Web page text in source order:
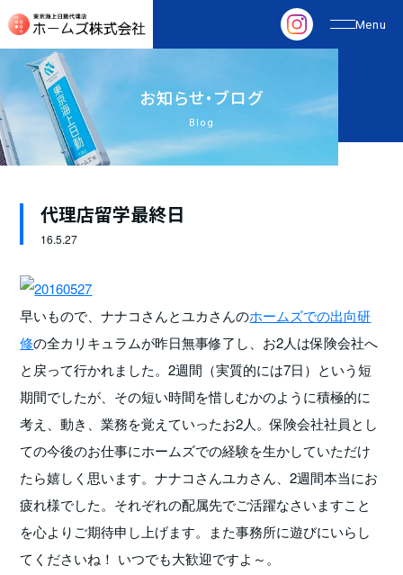
お知らせ・ブログ
Blog
代理店留学最終日
16.5.27
早いもので、ナナコさんとユカさんのホームズでの出向研
修の全カリキュラムが昨日無事修了し、お2人は保険会社へ
と戻って行かれました。2週間（実質的には7日）という短
期間でしたが、その短い時間を惜しむかのように積極的に
考え、動き、業務を覚えていったお2人。保険会社社員とし
ての今後のお仕事にホームズでの経験を生かしていただけ
たら嬉しく思います。ナナコさんユカさん、2週間本当にお
疲れ様でした。それぞれの配属先でご活躍なさいますこと
を心よりご期待申し上げます。また事務所に遊びにいらし
てくださいね！ いつでも大歓迎ですよ～。